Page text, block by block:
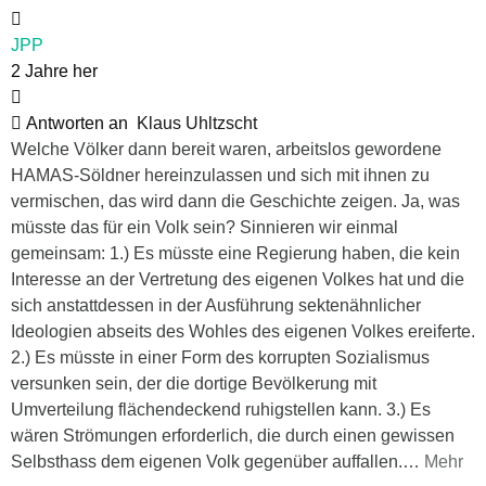
JPP
2 Jahre her
Antworten an
Klaus Uhltzscht
Welche Völker dann bereit waren, arbeitslos gewordene
HAMAS-Söldner hereinzulassen und sich mit ihnen zu
vermischen, das wird dann die Geschichte zeigen. Ja, was
müsste das für ein Volk sein? Sinnieren wir einmal
gemeinsam: 1.) Es müsste eine Regierung haben, die kein
Interesse an der Vertretung des eigenen Volkes hat und die
sich anstattdessen in der Ausführung sektenähnlicher
Ideologien abseits des Wohles des eigenen Volkes ereiferte.
2.) Es müsste in einer Form des korrupten Sozialismus
versunken sein, der die dortige Bevölkerung mit
Umverteilung flächendeckend ruhigstellen kann. 3.) Es
wären Strömungen erforderlich, die durch einen gewissen
Selbsthass dem eigenen Volk gegenüber auffallen.… Mehr